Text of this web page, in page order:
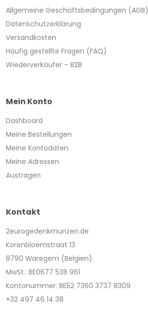
Allgemeine Geschäftsbedingungen (AGB)
Datenschutzerklärung
Versandkosten
Häufig gestellte Fragen (FAQ)
Wiederverkäufer – B2B
Mein Konto
Dashboard
Meine Bestellungen
Meine Kontodaten
Meine Adressen
Austragen
Kontakt
2eurogedenkmunzen.de
Korenbloemstraat 13
8790 Waregem (Belgien)
MwSt.: BE0677 538 961
Kontonummer: BE52 7360 3737 8309
+32 497 46 14 38